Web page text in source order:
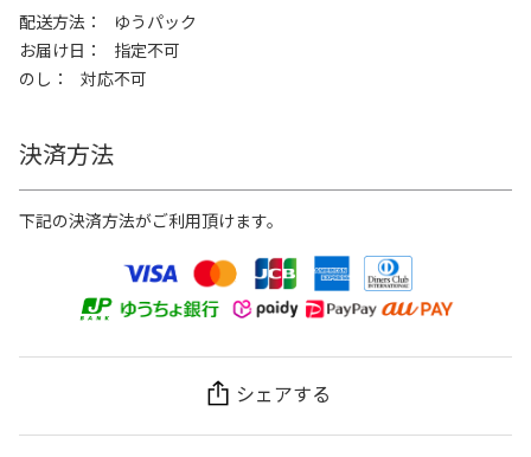
配送方法
ゆうパック
お届け日
指定不可
のし
対応不可
決済方法
下記の決済方法がご利用頂けます。
シェアする